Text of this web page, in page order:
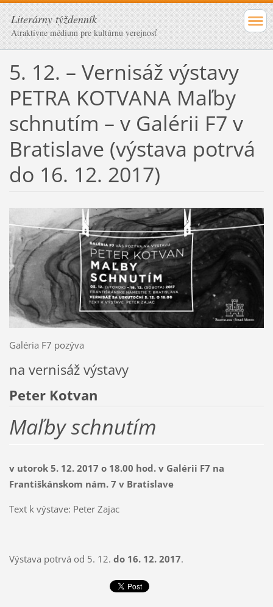
Literárny týždenník
Atraktívne médium pre kultúrnu verejnosť
5. 12. – Vernisáž výstavy
PETRA KOTVANA Maľby
schnutím – v Galérii F7 v
Bratislave (výstava potrvá
do 16. 12. 2017)
Galéria F7 pozýva
na vernisáž výstavy
Peter Kotvan
Maľby schnutím
v utorok 5. 12. 2017 o 18.00 hod. v Galérii F7 na
Františkánskom nám. 7 v Bratislave
Text k výstave: Peter Zajac
Výstava potrvá od 5. 12. do 16. 12. 2017.